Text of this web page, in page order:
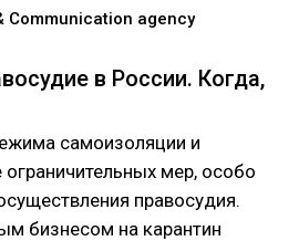
Communication agency
в России. Когда,
самоизоляции и
ограничительных мер, особо
правосудия.
бизнесом на карантин